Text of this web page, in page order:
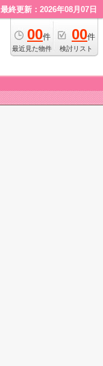
最終更新：2026年08月07日
00件
最近見た物件
00件
検討リスト